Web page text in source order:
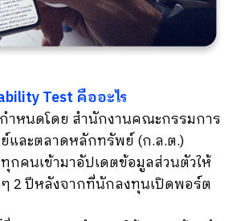
Test คืออะไร
หนดโดย สำนักงานคณะกรรมการ
ละตลาดหลักทรัพย์ (ก.ล.ต.)
กคนเข้ามาอัปเดตข้อมูลส่วนตัวให้
2 ปีหลังจากที่นักลงทุนเปิดพอร์ต